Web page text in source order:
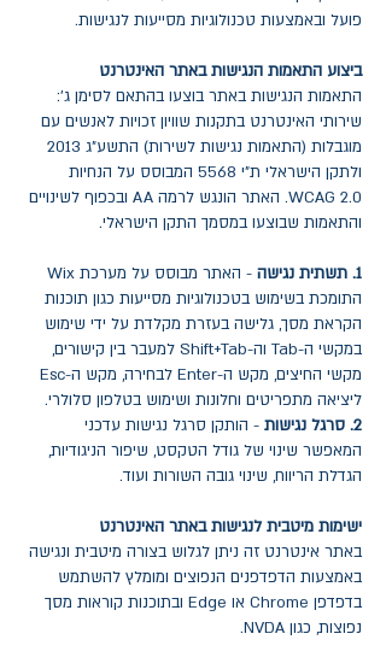
פועל ובאמצעות טכנולוגיות מסייעות לנגישות.
ביצוע התאמות הנגישות באתר האינטרנט
התאמות הנגישות באתר בוצעו בהתאם לסימן ג':
שירותי האינטרנט בתקנות שוויון זכויות לאנשים עם
מוגבלות (התאמות נגישות לשירות) התשע"ג 2013
ולתקן הישראלי ת"י 5568 המבוסס על הנחיות
WCAG 2.0. האתר הונגש לרמה AA ובכפוף לשינויים
והתאמות שבוצעו במסמך התקן הישראלי.
1. תשתית נגישה
- האתר מבוסס על מערכת Wix
התומכת בשימוש בטכנולוגיות מסייעות כגון תוכנות
הקראת מסך, גלישה בעזרת מקלדת על ידי שימוש
במקשי ה-Tab וה-Shift+Tab למעבר בין קישורים,
מקשי החיצים, מקש ה-Enter לבחירה, מקש ה-Esc
ליציאה מתפריטים וחלונות ושימוש בטלפון סלולרי.
2. סרגל נגישות
- הותקן סרגל נגישות עדכני
המאפשר שינוי של גודל הטקסט, שיפור הניגודיות,
הגדלת הריווח, שינוי גובה השורות ועוד.
ישימות מיטבית לנגישות באתר האינטרנט
באתר אינטרנט זה ניתן לגלוש בצורה מיטבית ונגישה
באמצעות הדפדפנים הנפוצים ומומלץ להשתמש
בדפדפן Chrome או Edge ובתוכנות קוראות מסך
נפוצות, כגון NVDA.